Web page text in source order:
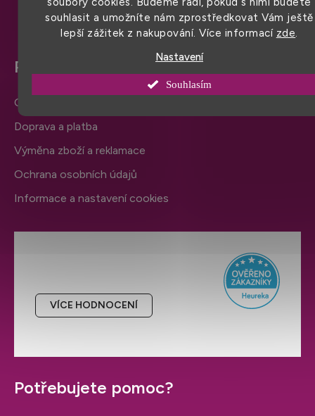
souhlasit a umožníte nám zprostředkovat Vám ještě
lepší zážitek z nakupování. Více informací zde
Nastavení
Souhlasím
VÍCE HODNOCENÍ
Pro snadný nákup
Obchodní podmínky
Doprava a platba
Výměna zboží a reklamace
Ochrana osobních údajů
Informace a nastavení cookies
Potřebujete pomoc?